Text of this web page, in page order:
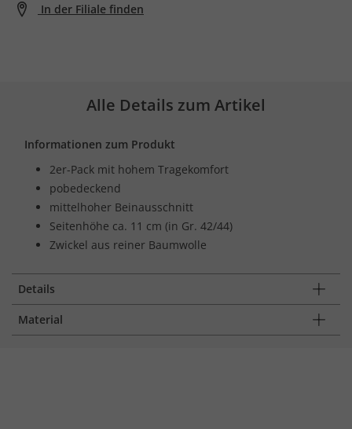
In der Filiale finden
Alle Details zum Artikel
Informationen zum Produkt
2er-Pack mit hohem Tragekomfort
pobedeckend
mittelhoher Beinausschnitt
Seitenhöhe ca. 11 cm (in Gr. 42/44)
Zwickel aus reiner Baumwolle
Details
Material